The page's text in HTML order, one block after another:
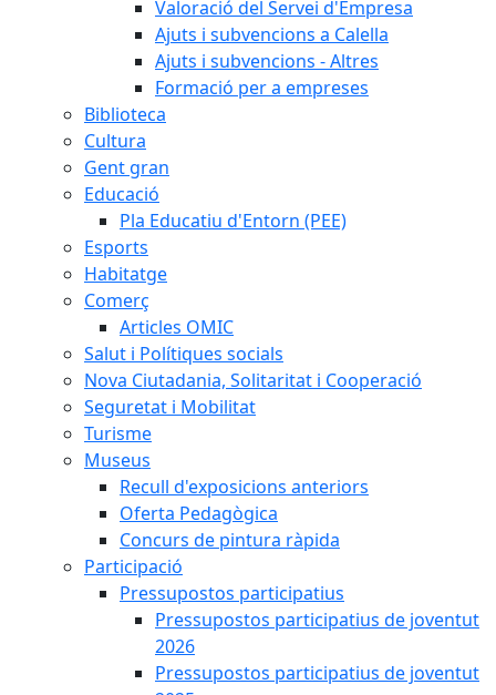
Valoració del Servei d'Empresa
Ajuts i subvencions a Calella
Ajuts i subvencions - Altres
Formació per a empreses
Biblioteca
Cultura
Gent gran
Educació
Pla Educatiu d'Entorn (PEE)
Esports
Habitatge
Comerç
Articles OMIC
Salut i Polítiques socials
Nova Ciutadania, Solitaritat i Cooperació
Seguretat i Mobilitat
Turisme
Museus
Recull d'exposicions anteriors
Oferta Pedagògica
Concurs de pintura ràpida
Participació
Pressupostos participatius
Pressupostos participatius de joventut
2026
Pressupostos participatius de joventut